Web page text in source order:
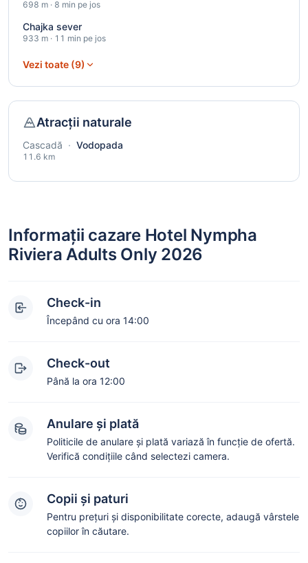
698 m · 8 min pe jos
Chajka sever
933 m · 11 min pe jos
Vezi toate (9)
Atracții naturale
Cascadă · Vodopada
11.6 km
Informații cazare Hotel Nympha
Riviera Adults Only 2026
Check-in
Începând cu ora 14:00
Check-out
Până la ora 12:00
Anulare și plată
Politicile de anulare și plată variază în funcție de ofertă.
Verifică condițiile când selectezi camera.
Copii și paturi
Pentru prețuri și disponibilitate corecte, adaugă vârstele
copiilor în căutare.